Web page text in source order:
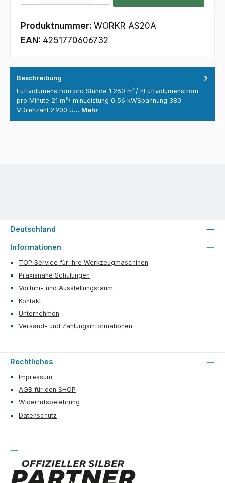
Produktnummer: WORKR AS20A
EAN: 4251770606732
Beschreibung
Luftvolumenstrom pro Stunde 1.260 m³/ hLuftvolumenstrom
pro Minute 21 m³/ minLeistung 0,56 kWSpannung 380
VDrehzahl 2.900 U… Mehr
Informationen
TOP Service für Ihre Werkzeugmaschinen
Praxisnahe Schulungen
Vorführ- und Ausstellungsraum
Kontakt
Unternehmen
Versand- und Zahlungsinformationen
Rechtliches
Impressum
AGB für den SHOP
Widerrufsbelehrung
Datenschutz
Deutschland